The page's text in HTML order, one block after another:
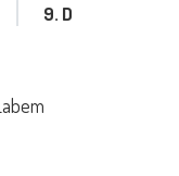
9. D